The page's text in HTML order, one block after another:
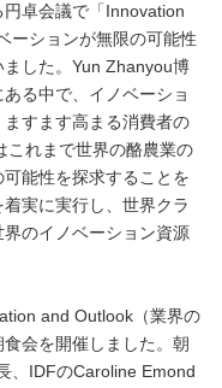
卓会議で「Innovation
ーションが無限の可能性
した。Yun Zhanyou博
る中で、イノベーショ
すます高まる消費者の
これまで世界の酪農業の
能性を探求することを
実に実行し、世界クラ
のイノベーション資源
and Outlook（業界の
会を開催しました。朝
、IDFのCaroline Emond